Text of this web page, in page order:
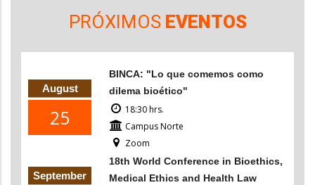
PRÓXIMOSEVENTOS
August
25
BINCA: "Lo que comemos como
dilema bioético"
18:30 hrs.
Campus Norte
Zoom
September
18th World Conference in Bioethics,
Medical Ethics and Health Law